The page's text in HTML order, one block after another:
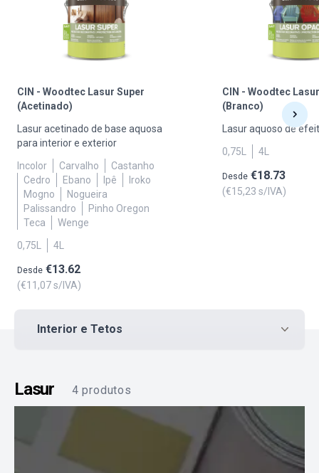
Dicas para uma aplicação de sucesso:
: Garanta que a madeira está limpa, seca e livre
Camadas : Aplique várias camadas finas para garantir
Manutenção : Necessita de manutenções periódicas para
manter a sua eficácia e aparência.
Apoio ao Cliente na Boutique das Tintas
Quer necessite proteger um deck de madeira ou renovar
um móvel antigo, a escolha do lasur certo é fundamental.
Na Boutique das Tintas, a nossa equipa de especialistas
está pronta a ajudar em cada passo do projeto.
CIN - Woodtec Lasur Super
(Acetinado)
Lasur acetinado de base aquosa
para interior e exterior
Incolor
Carvalho
Castanho
Cedro
Ebano Ipê
Iroko
Mogno
Nogueira
Palissandro
Pinho Oregon
Teca
Wenge
0,75L
4L
Desde €13.62
(€11,07s/IVA)
CIN - Woodtec
(Branco)
Lasur aquoso de
0,75L
4L
Desde €18.73
(€15,23 s/IVA)
Interior e Tetos
Lasur 4 produtos